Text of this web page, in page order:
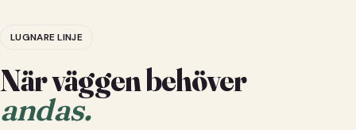
LUGNARE LINJE
När väggen behöver
andas.